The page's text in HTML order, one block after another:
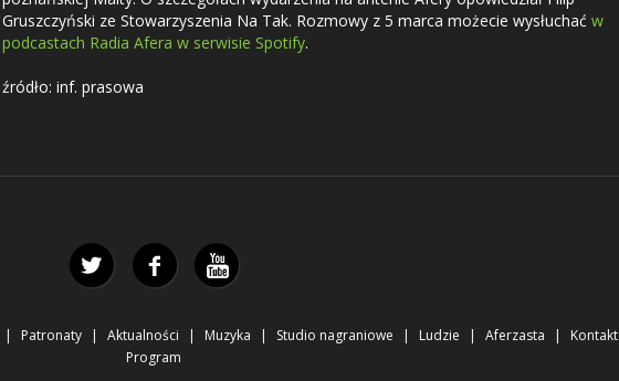
Gruszczyński ze Stowarzyszenia Na Tak. Rozmowy z 5 marca możecie wysłuchać w
podcastach Radia Afera w serwisie Spotify.
źródło: inf. prasowa
Patronaty Aktualności Muzyka Studio nagraniowe Ludzie Aferzasta
Kontakt
Program